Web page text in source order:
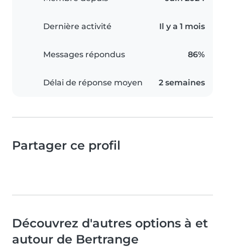
Dernière activité Il y a 1 mois
Messages répondus 86%
Délai de réponse moyen 2 semaines
Partager ce profil
Découvrez d'autres options à et
autour de Bertrange